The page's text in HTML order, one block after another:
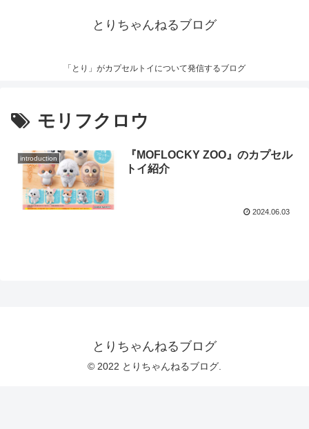
とりちゃんねるブログ
「とり」がカプセルトイについて発信するブログ
モリフクロウ
introduction
『MOFLOCKY ZOO』のカプセル
トイ紹介
2024.06.03
とりちゃんねるブログ
© 2022 とりちゃんねるブログ.